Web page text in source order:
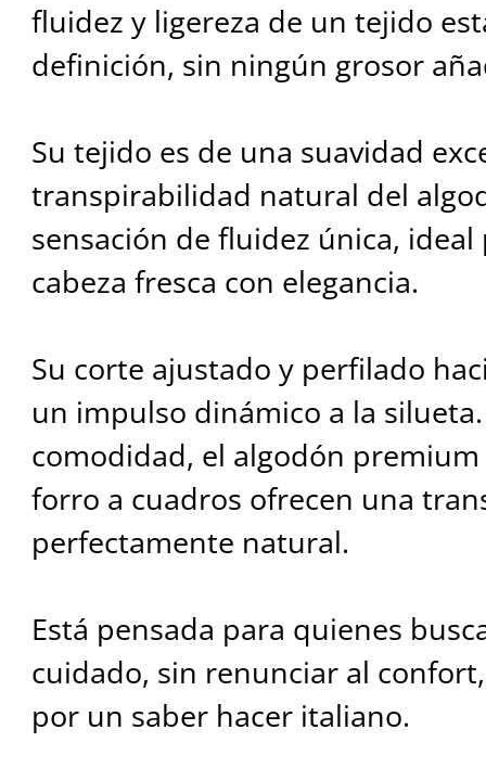
fluidez y ligereza de un tejido
definición, sin ningún grosor
Su tejido es de una suavidad
transpirabilidad natural del
sensación de fluidez única,
cabeza fresca con elegancia.
Su corte ajustado y perfilado
un impulso dinámico a la
comodidad, el algodón
forro a cuadros ofrecen una
perfectamente natural.
Está pensada para quienes
cuidado, sin renunciar al
por un saber hacer italiano.